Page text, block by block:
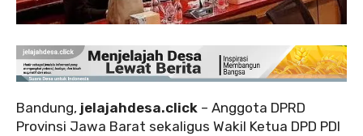
Bandung, jelajahdesa.click – Anggota DPRD
Provinsi Jawa Barat sekaligus Wakil Ketua DPD PDI